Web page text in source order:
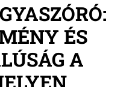
ÉS
A